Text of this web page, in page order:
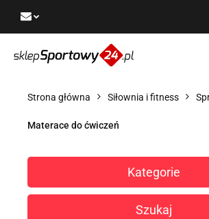
Dodaj
Strona główna Siłownia i fitness
Materace do ćwiczeń
Kategorie
Szukaj